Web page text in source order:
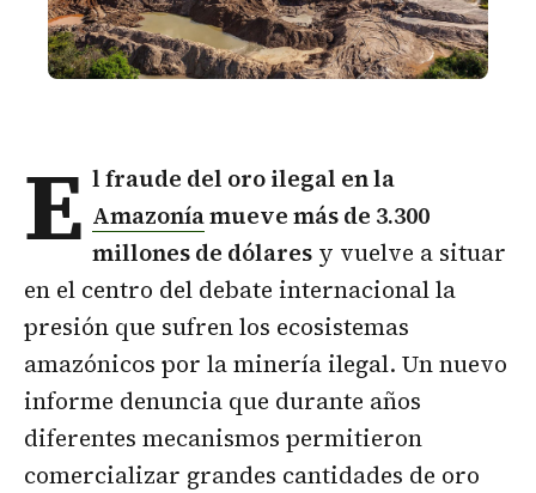
E l fraude del oro ilegal en la
Amazoníamueve más de 3.300
millones de dólares y vuelve a situar
en el centro del debate internacional la
presión que sufren los ecosistemas
amazónicos por la minería ilegal. Un nuevo
informe denuncia que durante años
diferentes mecanismos permitieron
comercializar grandes cantidades de oro